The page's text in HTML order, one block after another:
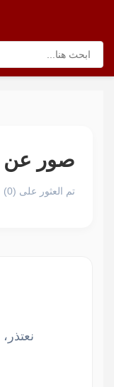
صور عن
تم العثور على (0) محتوى مرتبط بهذا الوسم.